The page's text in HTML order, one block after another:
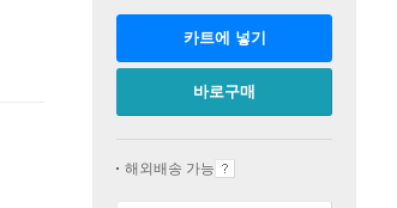
카트에 넣기
바로구매
해외배송 가능